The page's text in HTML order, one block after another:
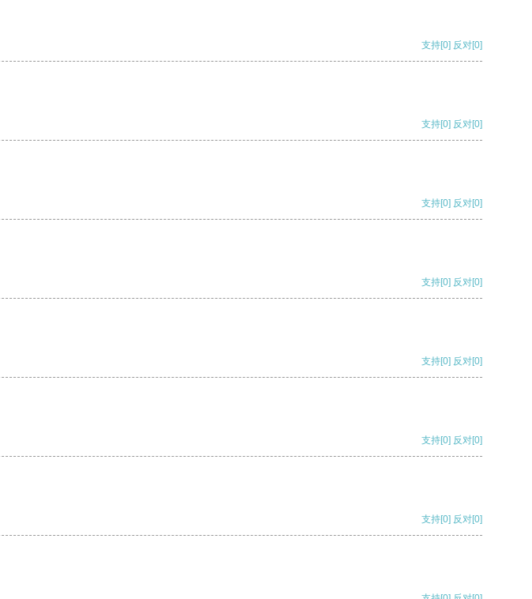
支持[0] 反对[0]
支持[0] 反对[0]
支持[0] 反对[0]
支持[0] 反对[0]
支持[0] 反对[0]
支持[0] 反对[0]
支持[0] 反对[0]